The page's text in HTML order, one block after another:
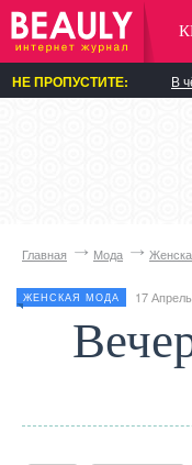
НЕ ПРОПУСТИТЕ: В
Главная Мода
ЖЕНСКАЯ МОДА 17